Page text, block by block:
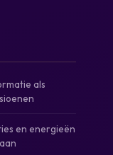
als
en energieën